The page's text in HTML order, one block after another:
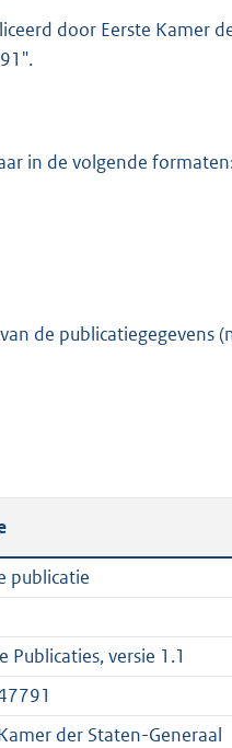
r
K
door Eerste Kamer
in de volgende
de publicatiegegevens
publicatie
Publicaties, versie 1.1
der Staten-Generaal